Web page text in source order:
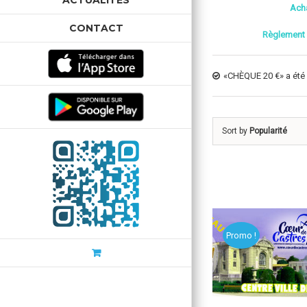
CONTACT
«CHÈQUE 20 €» a
Sort by Popularité
Promo !